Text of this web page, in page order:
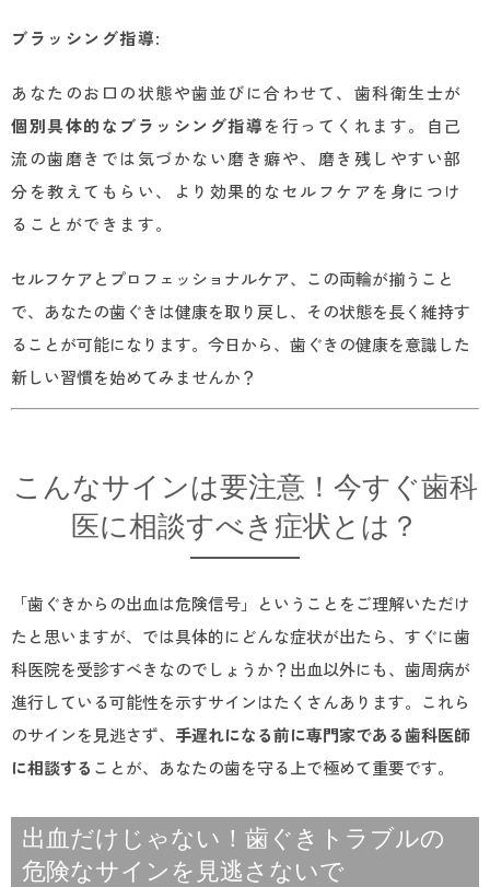
ブラッシング指導:
あなたのお口の状態や歯並びに合わせて、歯科衛生士が
個別具体的なブラッシング指導を行ってくれます。自己
流の歯磨きでは気づかない磨き癖や、磨き残しやすい部
分を教えてもらい、より効果的なセルフケアを身につけ
ることができます。
セルフケアとプロフェッショナルケア、この両輪が揃うこと
で、あなたの歯ぐきは健康を取り戻し、その状態を長く維持す
ることが可能になります。今日から、歯ぐきの健康を意識した
新しい習慣を始めてみませんか？
こんなサインは要注意！今すぐ歯科
医に相談すべき症状とは？
「歯ぐきからの出血は危険信号」ということをご理解いただけ
たと思いますが、では具体的にどんな症状が出たら、すぐに歯
科医院を受診すべきなのでしょうか？出血以外にも、歯周病が
進行している可能性を示すサインはたくさんあります。これら
のサインを見逃さず、 手遅れになる前に専門家である歯科医師
に相談する ことが、あなたの歯を守る上で極めて重要です。
出血だけじゃない！歯ぐきトラブルの
危険なサインを見逃さないで